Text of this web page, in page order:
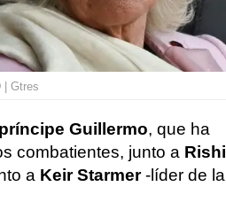
| Gtres
Guillermo, que ha
combatientes, junto a Rishi
a Keir Starmer-líder de la